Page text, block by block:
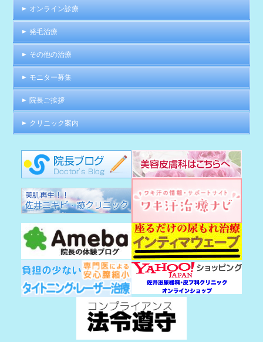
オンライン診療
発毛治療
その他の治療
モニター募集
院長ご挨拶
クリニック案内